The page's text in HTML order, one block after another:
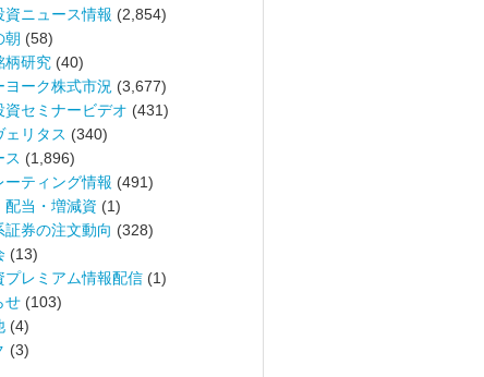
資ニュース情報 (2,854)
朝 (58)
柄研究 (40)
ヨーク株式市況 (3,677)
資セミナービデオ (431)
ェリタス (340)
ス (1,896)
ーティング情報 (491)
配当・増減資 (1)
証券の注文動向 (328)
(13)
プレミアム情報配信 (1)
せ (103)
(4)
(3)